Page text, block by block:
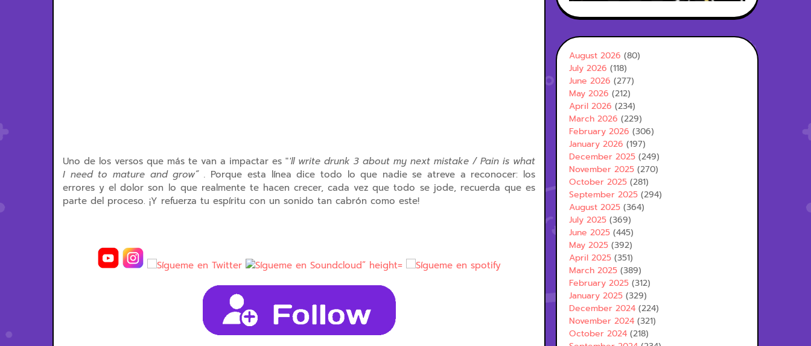
Uno de los versos que más te van a impactar es "'ll write drunk 3 about my next mistake / Pain is what
I need to mature and grow” . Porque esta línea dice todo lo que nadie se atreve a reconocer: los
errores y el dolor son lo que realmente te hacen crecer, cada vez que todo se jode, recuerda que es
parte del proceso. ¡Y refuerza tu espíritu con un sonido tan cabrón como este!
August 2026 (80)
July 2026 (118)
June 2026 (277)
May 2026 (212)
April 2026 (234)
March 2026 (229)
February 2026 (306)
January 2026 (197)
December 2025 (249)
November 2025 (270)
October 2025 (281)
September 2025 (294)
August 2025 (364)
July 2025 (369)
June 2025 (445)
May 2025 (392)
April 2025 (351)
March 2025 (389)
February 2025 (312)
January 2025 (329)
December 2024 (224)
November 2024 (321)
October 2024 (218)